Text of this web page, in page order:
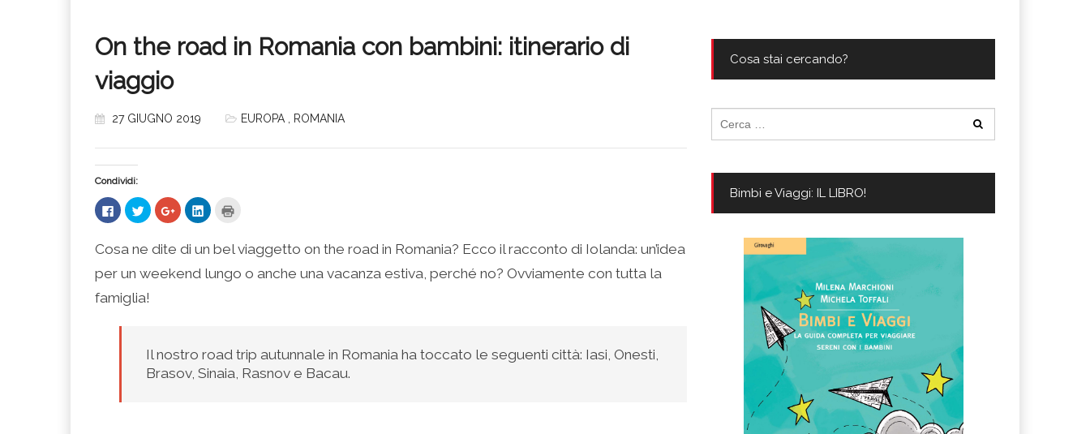
On the road in Romania con bambini: itinerario di
viaggio
27 GIUGNO 2019 EUROPA ROMANIA
Condividi:
Fai
clic
su
Facebook
apre
una
nuova
Fai
clic
condividere
su
Twitter
(Si
in
una
Fai
clic
condividere
su
Google+
(Si
Fai
clic
condividere
su
LinkedIn
(Si
apre
stampare
(Si
in
Cosa ne dite di un bel viaggetto on the road in Romania? Ecco il racconto di Iolanda: un’idea
per un weekend lungo o anche una vacanza estiva, perché no? Ovviamente con tutta la
famiglia!
Il nostro road trip autunnale in Romania ha toccato le seguenti città: Iasi, Onesti,
Brasov, Sinaia, Rasnov e Bacau.
Cosa stai cercando?
per:
Bimbi e Viaggi: IL LIBRO!